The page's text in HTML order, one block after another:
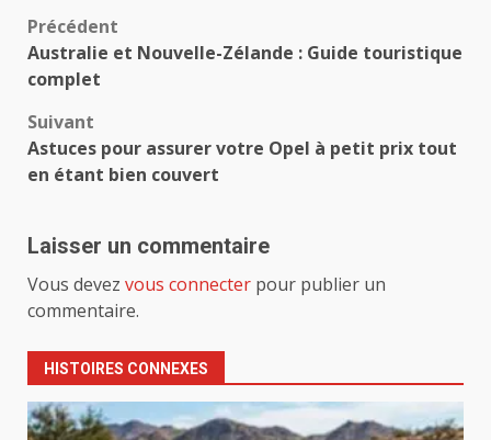
Navigation
d’article
Précédent
Australie et Nouvelle-Zélande : Guide touristique
complet
Suivant
Astuces pour assurer votre Opel à petit prix tout
en étant bien couvert
Laisser un commentaire
Vous devez vous connecter pour publier un
commentaire.
HISTOIRES CONNEXES